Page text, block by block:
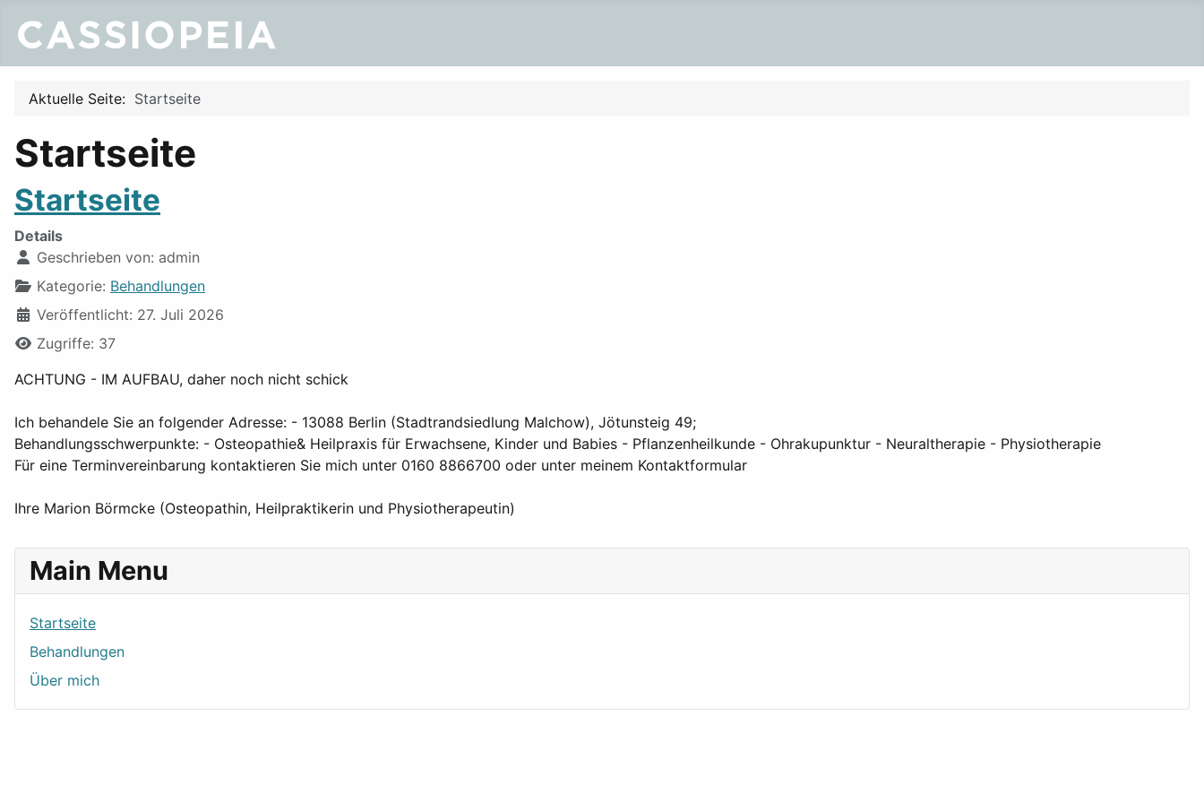
Aktuelle Seite: Startseite
Startseite
Startseite
Details
Geschrieben von: admin
Kategorie: Behandlungen
Veröffentlicht: 27. Juli 2026
Zugriffe: 37
ACHTUNG - IM AUFBAU, daher noch nicht schick
Ich behandele Sie an folgender Adresse: - 13088 Berlin (Stadtrandsiedlung Malchow), Jötunsteig 49;
Behandlungsschwerpunkte: - Osteopathie& Heilpraxis für Erwachsene, Kinder und Babies - Pflanzenheilkunde - Ohrakupunktur - Neuraltherapie - Physiotherapie
Für eine Terminvereinbarung kontaktieren Sie mich unter 0160 8866700 oder unter meinem Kontaktformular
Ihre Marion Börmcke (Osteopathin, Heilpraktikerin und Physiotherapeutin)
Main Menu
Startseite
Behandlungen
Über mich